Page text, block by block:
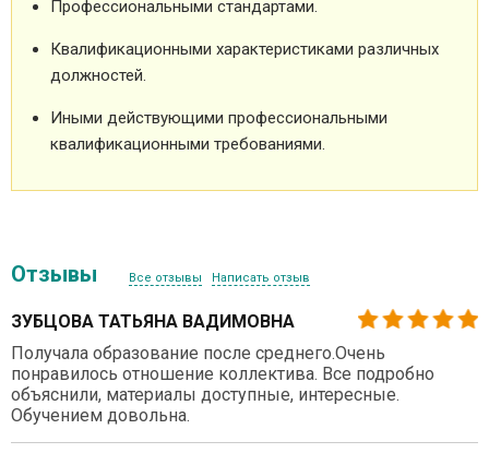
Профессиональными стандартами.
Квалификационными характеристиками различных
должностей.
Иными действующими профессиональными
квалификационными требованиями.
Отзывы Все отзывы Написать отзыв
ЗУБЦОВА ТАТЬЯНА ВАДИМОВНА
Получала образование после среднего.Очень
понравилось отношение коллектива. Все подробно
объяснили, материалы доступные, интересные.
Обучением довольна.